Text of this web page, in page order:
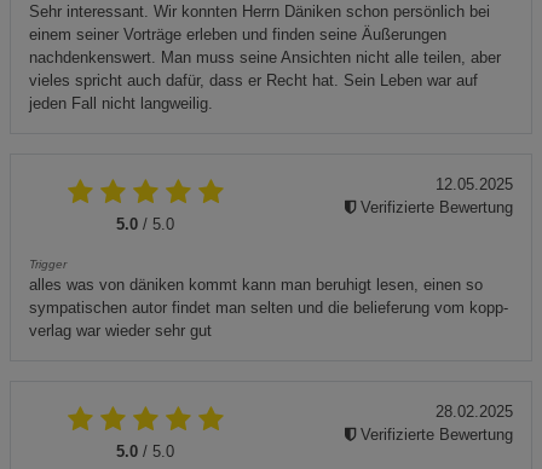
Sehr interessant. Wir konnten Herrn Däniken schon persönlich bei
einem seiner Vorträge erleben und finden seine Äußerungen
nachdenkenswert. Man muss seine Ansichten nicht alle teilen, aber
vieles spricht auch dafür, dass er Recht hat. Sein Leben war auf
jeden Fall nicht langweilig.
5.0 / 5.0
Trigger
alles was von däniken kommt kann man beruhigt lesen, einen so
sympatischen autor findet man selten und die belieferung vom kopp-
verlag war wieder sehr gut
12.05.2025
Verifizierte Bewertung
5.0 / 5.0
28.02.2025
Verifizierte Bewertung